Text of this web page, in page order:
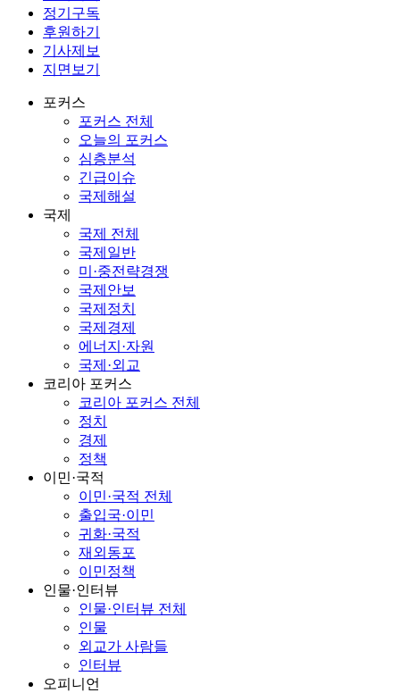
정기구독
후원하기
기사제보
지면보기
포커스
포커스 전체
오늘의 포커스
심층분석
긴급이슈
국제해설
국제
국제 전체
국제일반
미·중전략경쟁
국제안보
국제정치
국제경제
에너지·자원
국제·외교
코리아 포커스
코리아 포커스 전체
정치
경제
정책
이민·국적
이민·국적 전체
출입국·이민
귀화·국적
재외동포
이민정책
인물·인터뷰
인물·인터뷰 전체
인물
외교가 사람들
인터뷰
오피니언